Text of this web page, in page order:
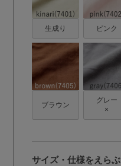
生成り ピンク
ブラウン
グレー
×
サイズ・仕様をえらぶ